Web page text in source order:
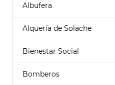
Albufera
Alquería de Solache
Bienestar Social
Bomberos